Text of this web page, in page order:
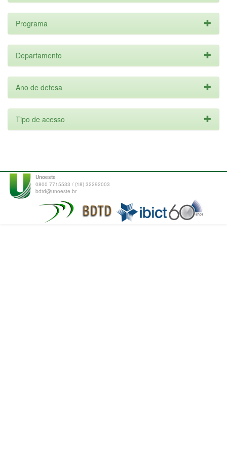
Programa
Departamento
Ano de defesa
Tipo de acesso
Unoeste
0800 7715533 / (18) 32292003
bdtd@unoeste.br